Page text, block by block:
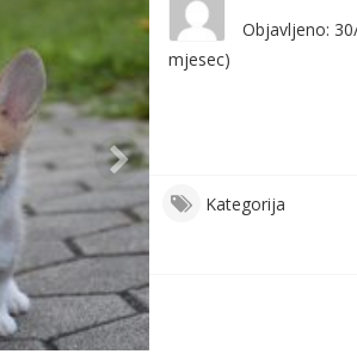
Objavljeno:
mjesec)
Kategorija